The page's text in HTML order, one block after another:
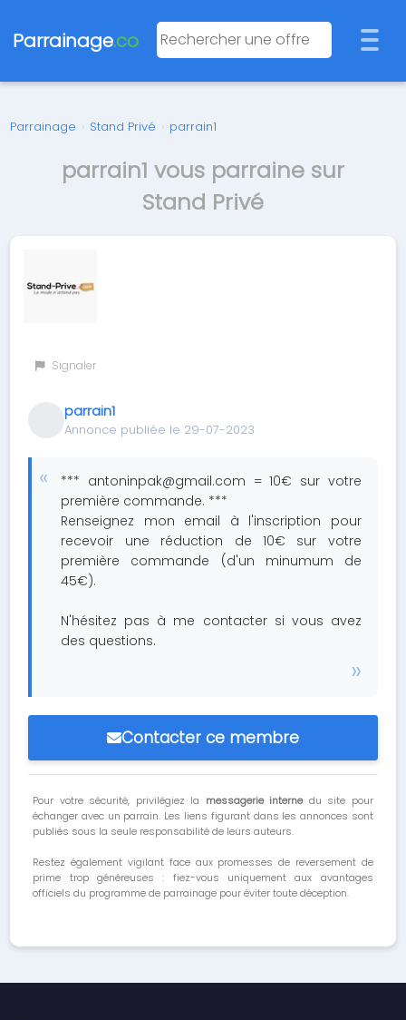
Parrainage.co
Parrainage › Stand Privé › parrain1
parrain1 vous parraine sur
Stand Privé
Signaler
parrain1
Annonce publiée le 29-07-2023
*** antoninpak@gmail.com = 10€ sur votre
première commande. ***
Renseignez mon email à l'inscription pour
recevoir une réduction de 10€ sur votre
première commande (d'un minumum de
45€).
N'hésitez pas à me contacter si vous avez
des questions.
Contacter ce membre
Pour votre sécurité, privilégiez la messagerie internedu site pour
échanger avec un parrain. Les liens figurant dans les annonces sont
publiés sous la seule responsabilité de leurs auteurs.
Restez également vigilant face aux promesses de reversement de
prime trop généreuses : fiez-vous uniquement aux avantages
officiels du programme de parrainage pour éviter toute déception.